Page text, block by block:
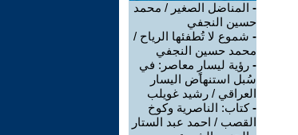
- المناضل الصغير / محمد
حسين النجفي
- شموع لا تُطفئها الرياح /
محمد حسين النجفي
- رؤية ليسارٍ معاصر: في
سُبل استنهاض اليسار
العراقي / رشيد غويلب
-كتاب: الناصرية وكوخ
القصب / احمد عبد الستار